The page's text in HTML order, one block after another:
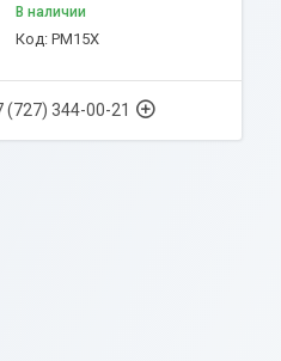
В наличии
PM15X
(727) 344-00-21